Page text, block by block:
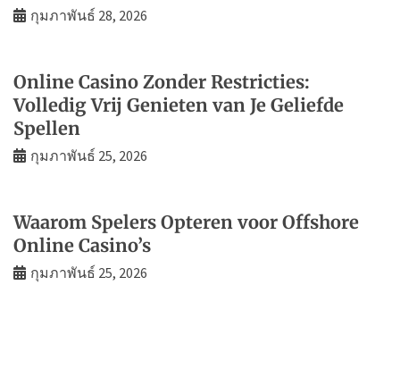
กุมภาพันธ์ 28, 2026
Online Casino Zonder Restricties:
Volledig Vrij Genieten van Je Geliefde
Spellen
กุมภาพันธ์ 25, 2026
Waarom Spelers Opteren voor Offshore
Online Casino’s
กุมภาพันธ์ 25, 2026